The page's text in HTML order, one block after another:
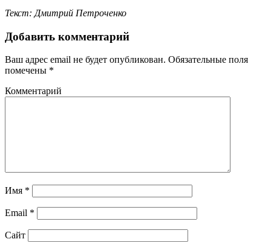
Текст: Дмитрий Петроченко
Добавить комментарий
Ваш адрес email не будет опубликован. Обязательные поля
помечены *
Комментарий
Имя *
Email *
Сайт